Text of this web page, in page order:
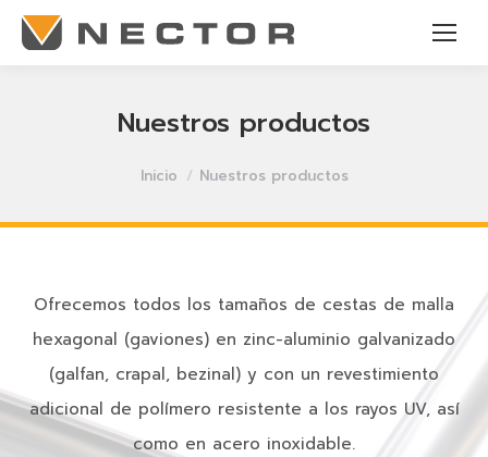
Nuestros productos
Inicio Nuestros productos
Ofrecemos todos los tamaños de cestas de malla
hexagonal (gaviones) en zinc-aluminio galvanizado
(galfan, crapal, bezinal) y con un revestimiento
adicional de polímero resistente a los rayos UV, así
como en acero inoxidable.